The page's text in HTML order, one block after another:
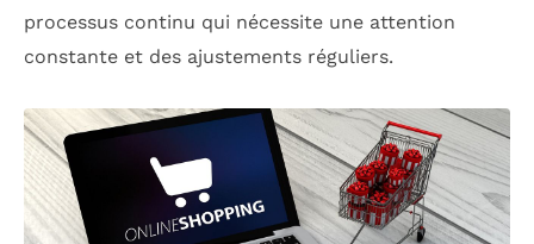
processus continu qui nécessite une attention
constante et des ajustements réguliers.